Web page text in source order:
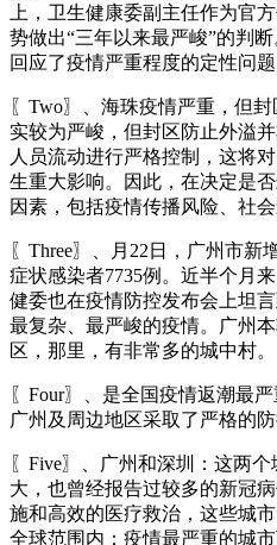
上，卫生健康委副主任作为官
势做出“三年以来最严峻”的判
回应了疫情严重程度的定性问题
〖Two〗、海珠疫情严重，但
实较为严峻，但封区防止外溢
人员流动进行严格控制，这将
生重大影响。因此，在决定是
因素，包括疫情传播风险、社会
〖Three〗、月22日，广州市新
症状感染者7735例。近半个月
健委也在疫情防控发布会上坦
最复杂、最严峻的疫情。广州
区，那里，有非常多的城中村。
〖Four〗、是全国疫情返潮最
广州及周边地区采取了严格的防
〖Five〗、广州和深圳：这两
大，也曾经报告过较多的新冠
施和高效的医疗救治，这些城
全球范围内：疫情最严重的城